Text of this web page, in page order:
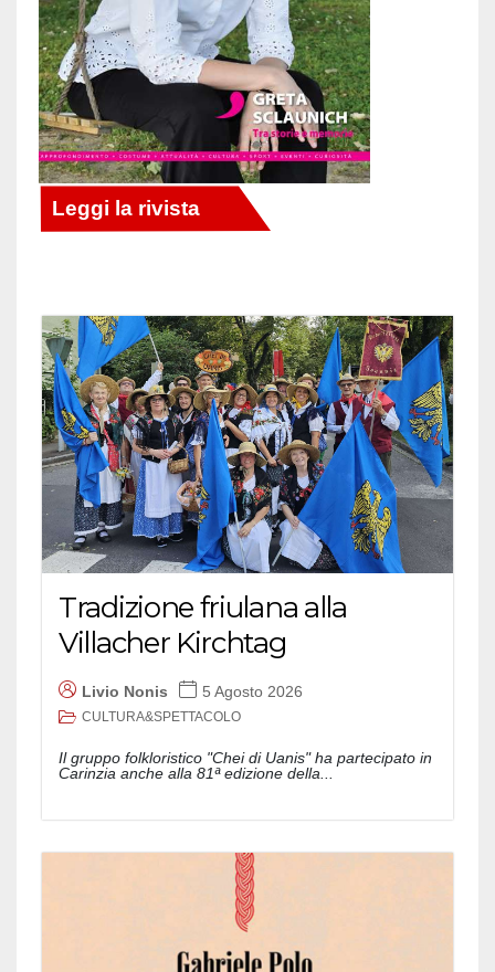
Tradizione friulana alla
Villacher Kirchtag
Livio Nonis 5 Agosto 2026
CULTURA&SPETTACOLO
Il gruppo folkloristico "Chei di Uanis" ha partecipato in
Carinzia anche alla 81ª edizione della...